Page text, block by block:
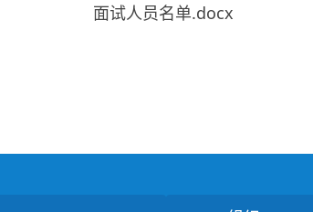
面试人员名单.docx